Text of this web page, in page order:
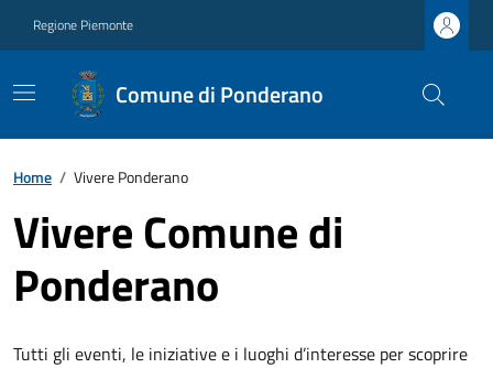
Regione Piemonte
Comune di Ponderano
Home / Vivere Ponderano
Vivere Comune di
Ponderano
Tutti gli eventi, le iniziative e i luoghi d’interesse per scoprire